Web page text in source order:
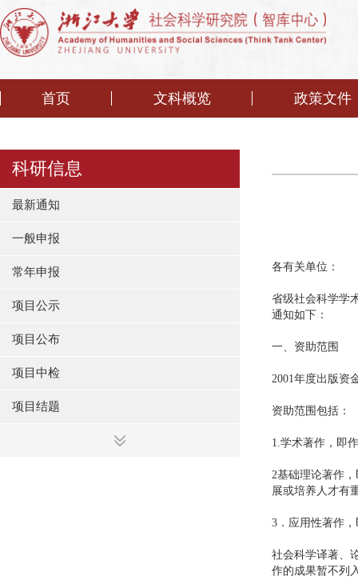
首页 文科概览 政策文件
科研信息
最新通知
一般申报
常年申报
项目公示
项目公布
项目中检
项目结题
各有关单位：
省级社会科学学
通知如下：
一、资助范围
2001年度出版资
资助范围包括：
1.学术著作，即
2基础理论著作
展或培养人才有
3．应用性著作
社会科学译著、
作的成果暂不列